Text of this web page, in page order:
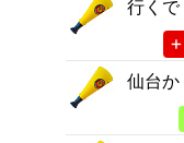
行くで
仙台か